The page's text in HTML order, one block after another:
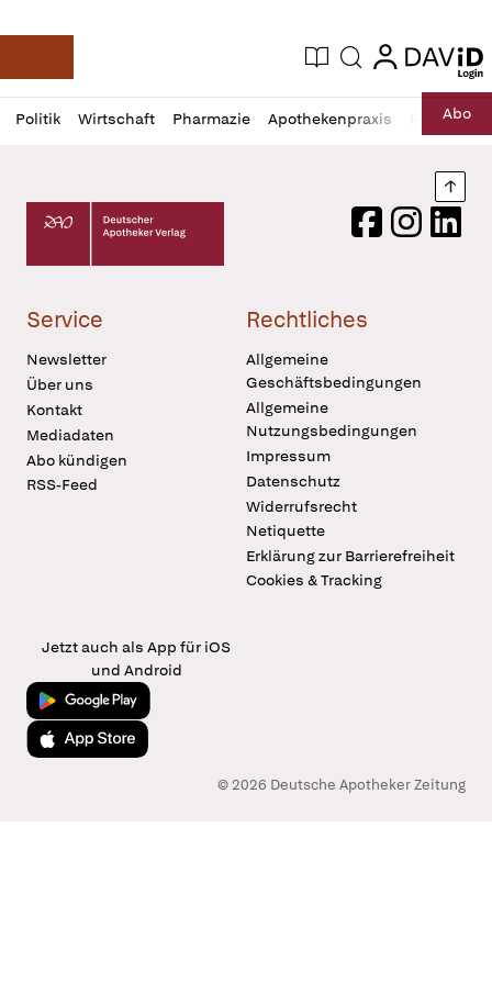
Deutsche Apotheker Zeitung
Aktuelle Ausgabe
Suche login
login
Politik Wirtschaft Pharmazie Apothekenpraxis RechtAbo
Profil
öffnen
Daz
Pur
Deutscher Apotheker Verlag Logo
FacebookInstagram
Service
Newsletter
Über uns
Kontakt
Mediadaten
Abo kündigen
RSS-Feed
Rechtliches
Allgemeine
Geschäftsbedingungen
Allgemeine
Nutzungsbedingungen
Impressum
Datenschutz
Widerrufsrecht
Netiquette
Erklärung zur Barrierefreiheit
Cookies & Tracking
Jetzt auch als App für iOS
und Android
Jetzt bei Google Play
Laden im App Store
© 2026 Deutsche Apotheker Zeitung